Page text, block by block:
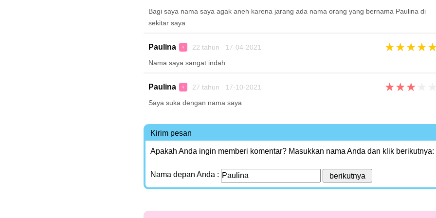
Bagi saya nama saya agak aneh karena jarang ada nama orang yang bernama Paulina di
sekitar saya
Paulina ♀ 22 tahun 17-04-2021 ★★★★
Nama saya sangat indah
Paulina ♀ 27 tahun 17-10-2021 ★★★
Saya suka dengan nama saya
Kirim pesan
Apakah Anda ingin memberi komentar? Masukkan nama Anda dan klik berikutnya:
Nama depan Anda :